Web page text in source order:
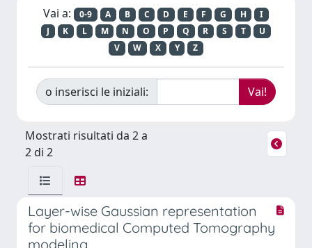
Vai a: 0-9 A B C D E F G H
I
J
K L M N O P Q R S T
U
V
W X Y Z
o inserisci le iniziali:
Mostrati risultati da 2 a
2 di 2
Layer-wise Gaussian representation
for biomedical Computed Tomography
modeling